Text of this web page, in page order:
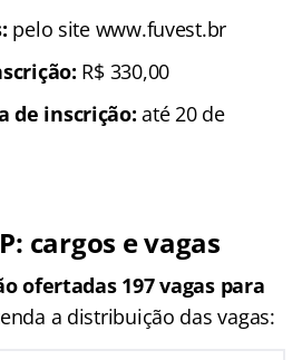
pelo site www.fuvest.br
R$ 330,00
de inscrição: até 20 de
cargos e vagas
ofertadas 197 vagas para
a distribuição das vagas: